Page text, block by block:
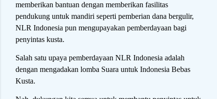
memberikan bantuan dengan memberikan fasilitas
pendukung untuk mandiri seperti pemberian dana bergulir,
NLR Indonesia pun mengupayakan pemberdayaan bagi
penyintas kusta.
Salah satu upaya pemberdayaan NLR Indonesia adalah
dengan mengadakan lomba Suara untuk Indonesia Bebas
Kusta.